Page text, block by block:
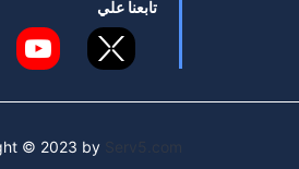
تابعنا علي
© 2023 by